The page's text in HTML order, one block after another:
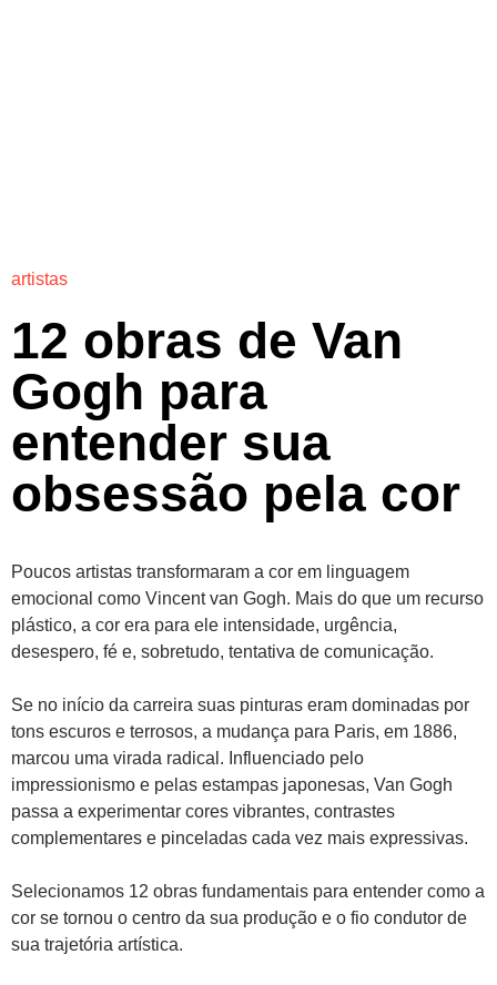
artistas
12 obras de Van
Gogh para
entender sua
obsessão pela cor
Poucos artistas transformaram a cor em linguagem
emocional como Vincent van Gogh. Mais do que um recurso
plástico, a cor era para ele intensidade, urgência,
desespero, fé e, sobretudo, tentativa de comunicação.
Se no início da carreira suas pinturas eram dominadas por
tons escuros e terrosos, a mudança para Paris, em 1886,
marcou uma virada radical. Influenciado pelo
impressionismo e pelas estampas japonesas, Van Gogh
passa a experimentar cores vibrantes, contrastes
complementares e pinceladas cada vez mais expressivas.
Selecionamos 12 obras fundamentais para entender como a
cor se tornou o centro da sua produção e o fio condutor de
sua trajetória artística.